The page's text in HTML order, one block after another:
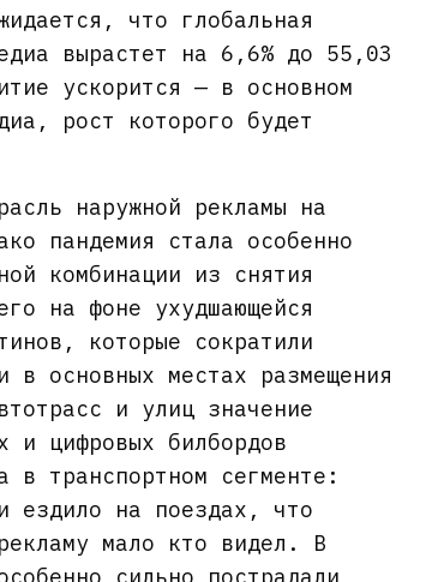
что глобальная
вырастет на 6,6% до 55,03
ускорится — в основном
рост которого будет
наружной рекламы на
пандемия стала особенно
комбинации из снятия
на фоне ухудшающейся
которые сократили
в основных местах размещения
и улиц значение
и цифровых билбордов
в транспортном сегменте:
ездило на поездах, что
мало кто видел. В
сильно пострадали